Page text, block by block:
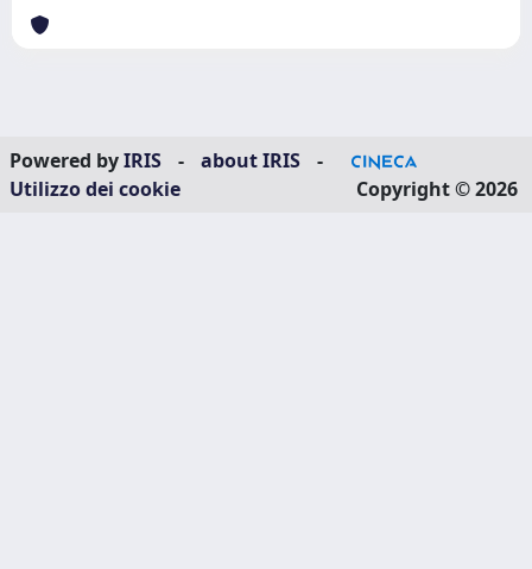
Powered byIRIS - about IRIS
-
Utilizzo dei cookie
Copyright © 2026